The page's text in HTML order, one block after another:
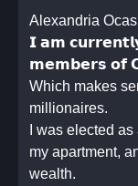
Alexandria
𝗜 𝗮𝗺
𝗺𝗲𝗺𝗯𝗲𝗿𝘀 𝗼𝗳
Which makes
millionaires.
I was elected
my apartment,
wealth.